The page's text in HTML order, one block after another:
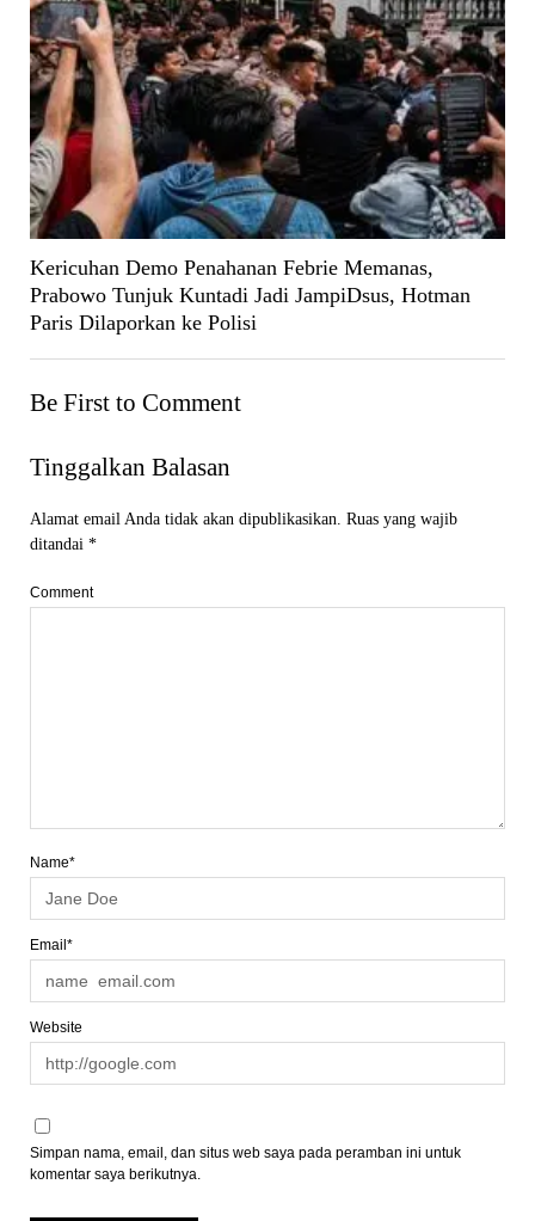
Kericuhan Demo Penahanan Febrie Memanas,
Prabowo Tunjuk Kuntadi Jadi JampiDsus, Hotman
Paris Dilaporkan ke Polisi
Be First to Comment
Tinggalkan Balasan
Alamat email Anda tidak akan dipublikasikan. Ruas yang wajib
ditandai *
Comment
Name*
Email*
Website
Simpan nama, email, dan situs web saya pada peramban ini untuk
komentar saya berikutnya.